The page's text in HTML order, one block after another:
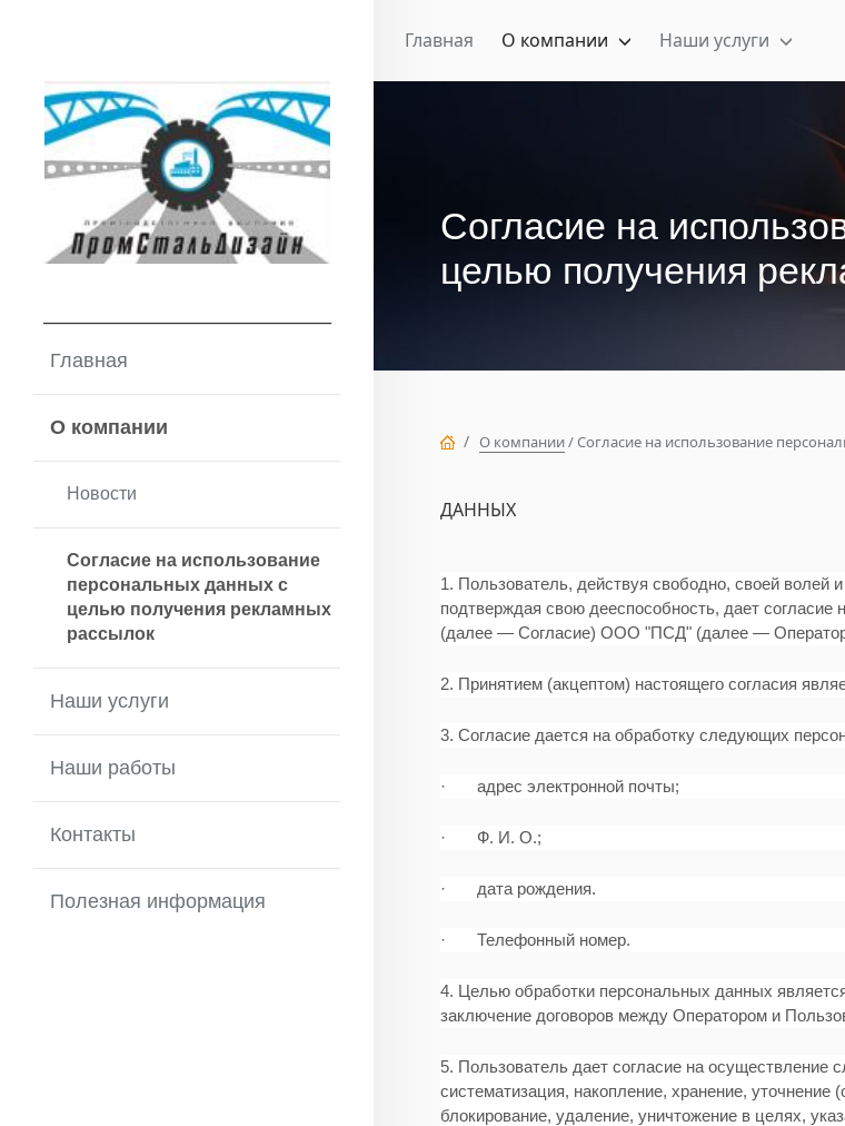
Главная
О компании
Новости
Согласие на использование
персональных данных с
целью получения рекламных
рассылок
Наши услуги
Наши работы
Контакты
Полезная информация
Главная О компании Наши услуги
Согласие на
целью получения
О компании/ Согласие на использование
СОГЛАСИЕ НА
ДАННЫХ
1. Пользователь, действуя свободно, своей волей
подтверждая свою дееспособность, дает
(далее — Согласие) ООО "ПСД" (далее —
2. Принятием (акцептом) настоящего согласия
3. Согласие дается на обработку следующих
· адрес электронной почты;
· Ф. И. О.;
· дата рождения.
· Телефонный номер.
4. Целью обработки персональных данных
заключение договоров между Оператором и
5. Пользователь дает согласие на
систематизация, накопление, хранение,
блокирование, удаление, уничтожение в целях,